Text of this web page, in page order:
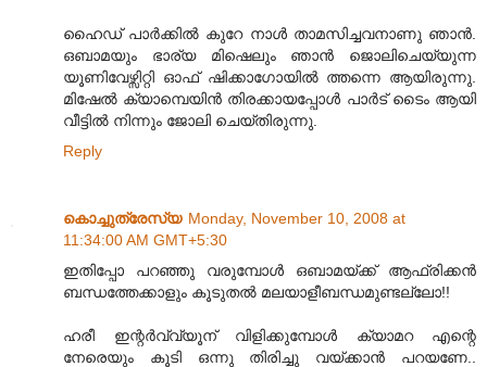
ഹൈഡ് പാര്‍ക്കില്‍ കുറേ നാള്‍ താമസിച്ചവനാണു ഞാന്‍.
ഒബാമയും ഭാര്യ മിഷെലും ഞാന്‍ ജൊലിചെയ്യുന്ന
യൂണിവേഴ്സിറ്റി ഓഫ് ഷിക്കാഗോയില്‍ ത്തന്നെ ആയിരുന്നു.
മിഷേല്‍ ക്യാമ്പെയിന്‍ തിരക്കായപ്പോള്‍ പാര്‍ട് ടൈം ആയി
വീട്ടില്‍ നിന്നും ജോലി ചെയ്തിരുന്നു.
Reply
കൊച്ചുത്രേസ്യ Monday, November 10, 2008 at
11:34:00 AM GMT+5:30
ഇതിപ്പോ പറഞ്ഞു വരുമ്പോൾ ഒബാമയ്ക്ക്‌ ആഫ്രിക്കൻ
ബന്ധത്തേക്കാളും കൂടുതൽ മലയാളീബന്ധമുണ്ടല്ലോ!!
ഹരീ ഇന്റർവ്വ്യൂന്‌ വിളിക്കുമ്പോൾ ക്യാമറ എന്റെ
നേരെയും കൂടി ഒന്നു തിരിച്ചു വയ്ക്കാൻ പറയണേ..